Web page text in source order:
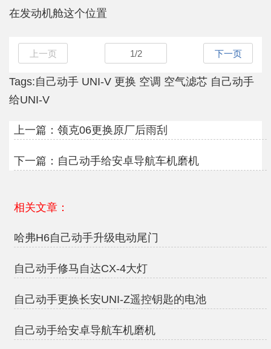
在发动机舱这个位置
上一页 1/2 下一页
Tags:自己动手 UNI-V 更换 空调 空气滤芯 自己动手
给UNI-V
上一篇： 领克06更换原厂后雨刮
下一篇： 自己动手给安卓导航车机磨机
相关文章：
哈弗H6自己动手升级电动尾门
自己动手修马自达CX-4大灯
自己动手更换长安UNI-Z遥控钥匙的电池
自己动手给安卓导航车机磨机